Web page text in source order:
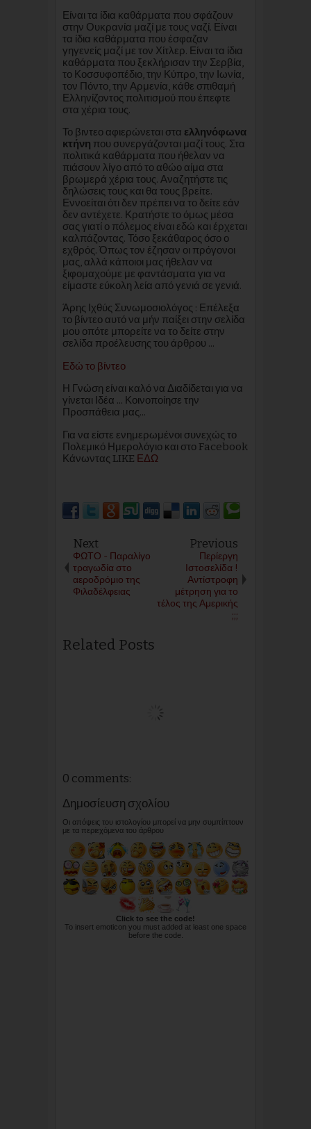
Είναι τα ίδια καθάρματα που σφάζουν
στην Ουκρανία μαζί με τους ναζί. Είναι
τα ίδια καθάρματα που έσφαζαν
γηγενείς μαζί με τον Χίτλερ. Είναι τα ίδια
καθάρματα που ξεκλήρισαν την Σερβία,
το Κοσσυφοπέδιο, την Κύπρο, την Ιωνία,
τον Πόντο, την Αρμενία, κάθε σπιθαμή
Ελληνίζοντος πολιτισμού που έπεφτε
στα χέρια τους.
Το βιντεο αφιερώνεται στα ελληνόφωνα
κτήνη που συνεργάζονται μαζί τους. Στα
πολιτικά καθάρματα που ήθελαν να
πιάσουν λίγο από το αθώο αίμα στα
βρωμερά χέρια τους. Αναζητήστε τις
δηλώσεις τους και θα τους βρείτε.
Εννοείται ότι δεν πρέπει να το δείτε εάν
δεν αντέχετε. Κρατήστε το όμως μέσα
σας γιατί ο πόλεμος είναι εδώ και έρχεται
καλπάζοντας. Τόσο ξεκάθαρος όσο ο
εχθρός. Όπως τον έζησαν οι πρόγονοι
μας, αλλά κάποιοι μας ήθελαν να
ξιφομαχούμε με φαντάσματα για να
είμαστε εύκολη λεία από γενιά σε γενιά.
Άρης Ιχθύς Συνωμοσιολόγος : Επέλεξα
το βίντεο αυτό να μήν παίξει στην σελίδα
μου οπότε μπορείτε να το δείτε στην
σελίδα προέλευσης του άρθρου ...
Εδώ το βίντεο
Η Γνώση είναι καλό να Διαδίδεται για να
γίνεται Ιδέα ... Κοινοποίησε την
Προσπάθεια μας...
Για να είστε ενημερωμένοι συνεχώς το
Πολεμικό Ημερολόγιο και στο Facebook
Κάνωντας LIKE ΕΔΩ
Next
ΦΩΤΟ - Παραλίγο
τραγωδία στο
αεροδρόμιο της
Φιλαδέλφειας
Previous
Περίεργη
Ιστοσελίδα !
Αντίστροφη
μέτρηση για το
τέλος της Αμερικής
;;;
Related Posts
0 comments:
Δημοσίευση σχολίου
Οι απόψεις του ιστολογίου μπορεί να μην συμπίπτουν
με τα περιεχόμενα του άρθρου
Click to see the code!
To insert emoticon you must added at least one space
before the code.